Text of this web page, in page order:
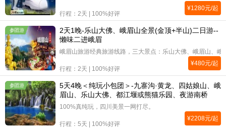
行程：2天 | 100%好评
¥1280元/起
参团游
2天1晚-乐山大佛、峨眉山全景(金顶+半山)二日游--
懒味二进峨眉
峨眉山旅游经典旅游线路，三大景点：乐山大佛、峨眉山、
行程：2天 | 100%好评
¥480元/起
参团游
5天4晚＜纯玩小包团＞-九寨沟·黄龙、四姑娘山、峨
眉山、乐山大佛、都江堰或熊猫乐园、夜游南桥
100%真纯玩，四川美景一网打尽。
行程：5天 | 100%好评
¥2208元/起